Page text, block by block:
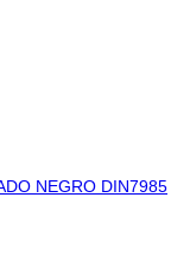
NEGRO DIN7985